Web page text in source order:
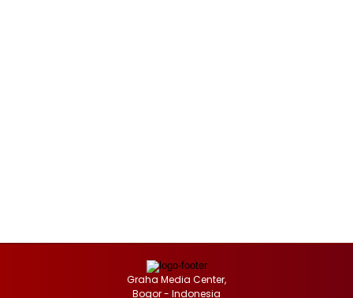
Graha Media Center,
Bogor - Indonesia